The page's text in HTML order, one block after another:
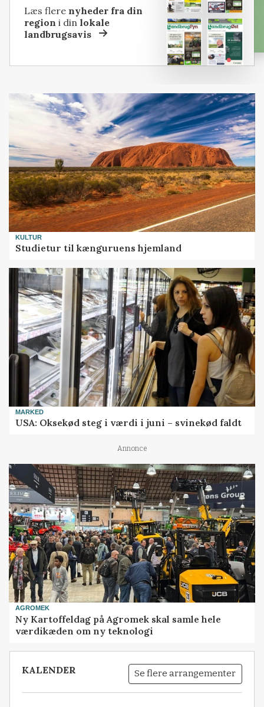
Læs flere nyheder fra din
region i dinlokale
landbrugsavis
KULTUR
Studietur til kænguruens hjemland
MARKED
USA: Oksekød steg i værdi i juni – svinekød faldt
Annonce
AGROMEK
Ny Kartoffeldag på Agromek skal samle hele
værdikæden om ny teknologi
KALENDER Se flere arrangementer